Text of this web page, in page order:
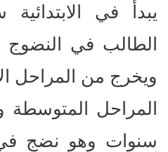
يبدأ في
الطالب في
ويخرج من المراحل
المراحل المتوسطة
سنوات وهو نضج